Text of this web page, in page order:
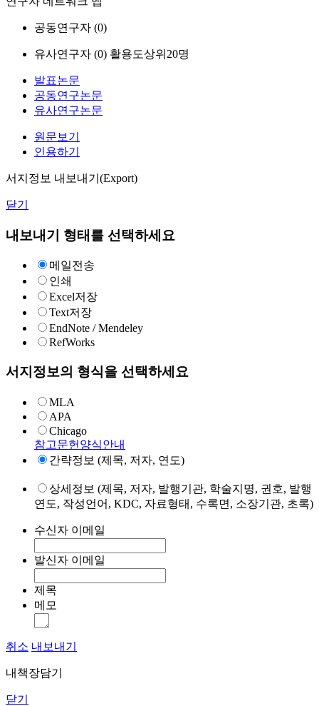
공동연구자 (0)
유사연구자 (0) 활용도상위20명
발표논문
공동연구논문
유사연구논문
원문보기
인용하기
서지정보 내보내기(Export)
닫기
내보내기 형태를 선택하세요
메일전송
인쇄
Excel저장
Text저장
EndNote / Mendeley
RefWorks
서지정보의 형식을 선택하세요
MLA
APA
Chicago
참고문헌양식안내
간략정보 (제목, 저자, 연도)
상세정보 (제목, 저자, 발행기관, 학술지명, 권호, 발행
연도, 작성언어, KDC, 자료형태, 수록면, 소장기관, 초록)
수신자 이메일
발신자 이메일
제목
메모
취소 내보내기
내책장담기
닫기